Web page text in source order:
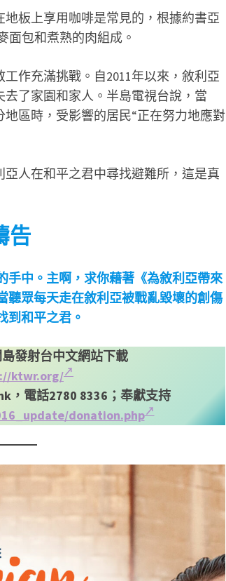
板上享用咖啡是常見的，根據約書亞
面包和煮熟的肉組成。
作充滿挑戰。自2011年以來，敘利亞
了家園和家人。半島電視台說，當
區時，受影響的居民“正在努力地應對
人在和平之君中尋找避難所，這是真
告
手中。主啊，求你藉著《為敘利亞帶來
聽眾每天走在敘利亞被戰亂毀壞的創傷
到和平之君。
發射台中文網站下載
ktwr.org/
，電話2780 8336；奉獻支持
donation.php